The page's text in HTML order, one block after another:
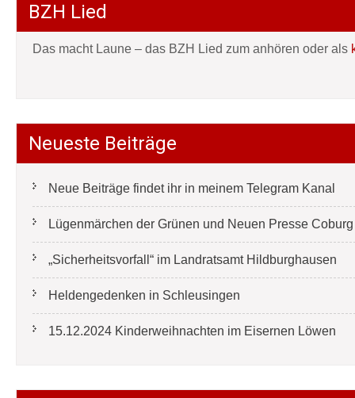
BZH Lied
Das macht Laune – das BZH Lied zum anhören oder als
Neueste Beiträge
Neue Beiträge findet ihr in meinem Telegram Kanal
Lügenmärchen der Grünen und Neuen Presse
„Sicherheitsvorfall“ im Landratsamt Hildburghausen
Heldengedenken in Schleusingen
15.12.2024 Kinderweihnachten im Eisernen Löwen